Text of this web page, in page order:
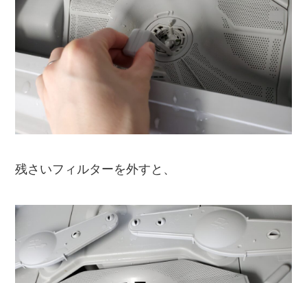
残さいフィルターを外すと、